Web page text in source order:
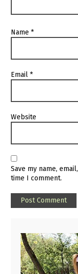
Name*
Email*
Website
Save my name,
time I comment.